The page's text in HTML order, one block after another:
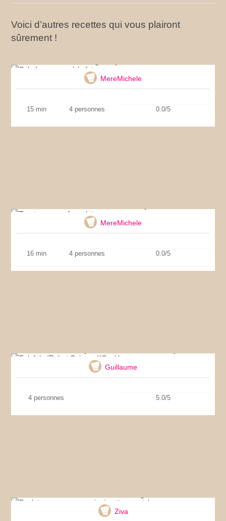
Voici d’autres recettes qui vous plairont
sûrement !
MereMichele
15 min 4 personnes 0.0/5
MereMichele
16 min 4 personnes 0.0/5
Guillaume
4 personnes 5.0/5
Ziva